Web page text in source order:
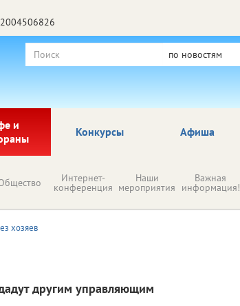
по новостям
и
Афиша
Конкурсы
Интернет-
конференция
Наши
мероприятия
Важная
информация!
хозяев
другим управляющим